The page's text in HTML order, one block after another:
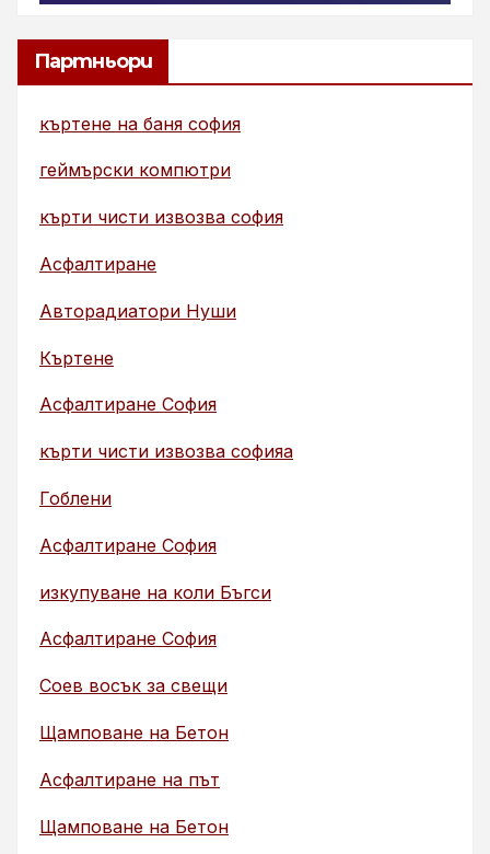
Партньори
къртене на баня софия
геймърски компютри
кърти чисти извозва софия
Асфалтиране
Авторадиатори Нуши
Къртене
Асфалтиране София
кърти чисти извозва софияа
Гоблени
Асфалтиране София
изкупуване на коли Бъгси
Асфалтиране София
Соев восък за свещи
Щамповане на Бетон
Асфалтиране на път
Щамповане на Бетон